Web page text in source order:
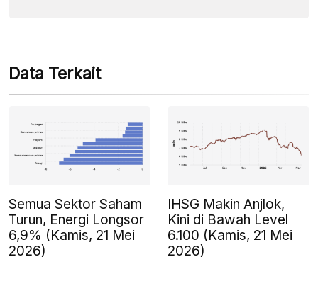
Data Terkait
Semua Sektor Saham
Turun, Energi Longsor
6,9% (Kamis, 21 Mei
2026)
IHSG Makin Anjlok,
Kini di Bawah Level
6.100 (Kamis, 21 Mei
2026)